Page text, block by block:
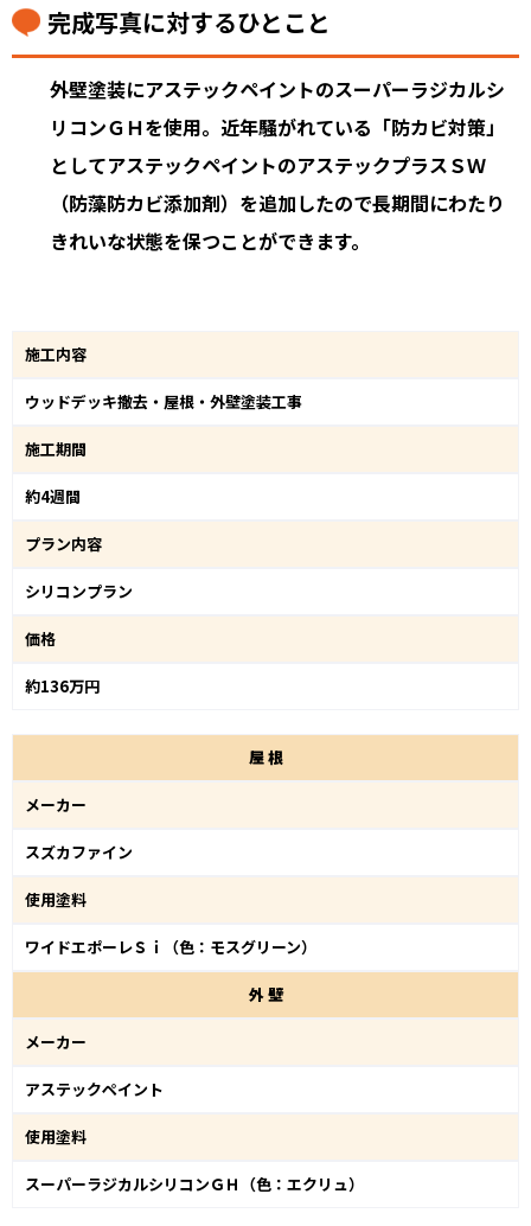
完成写真に対するひとこと
外壁塗装にアステックペイントのスーパーラジカルシ
リコンＧＨを使用。近年騒がれている「防カビ対策」
としてアステックペイントのアステックプラスＳＷ
（防藻防カビ添加剤）を追加したので長期間にわたり
きれいな状態を保つことができます。
施工内容
ウッドデッキ撤去・屋根・外壁塗装工事
施工期間
約4週間
プラン内容
シリコンプラン
価格
約136万円
屋根
メーカー
スズカファイン
使用塗料
ワイドエポーレＳｉ（色：モスグリーン）
外壁
メーカー
アステックペイント
使用塗料
スーパーラジカルシリコンＧＨ（色：エクリュ）